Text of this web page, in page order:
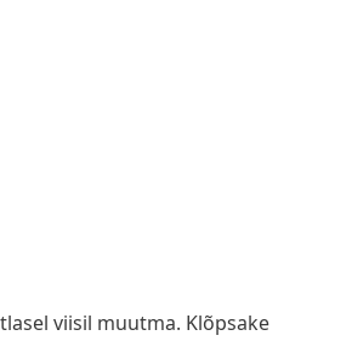
viisil muutma. Klõpsake